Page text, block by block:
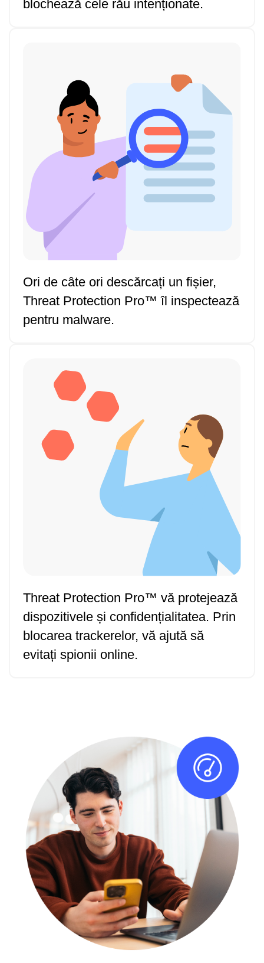
blochează cele rău intenționate.
Ori de câte ori descărcați un fișier,
Threat Protection Pro™ îl inspectează
pentru malware.
Threat Protection Pro™ vă protejează
dispozitivele și confidențialitatea. Prin
blocarea trackerelor, vă ajută să
evitați spionii online.